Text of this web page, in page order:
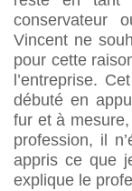
conservateur
Vincent ne
pour cette
l’entreprise.
débuté en
fur et à
profession, il
appris ce que
explique le